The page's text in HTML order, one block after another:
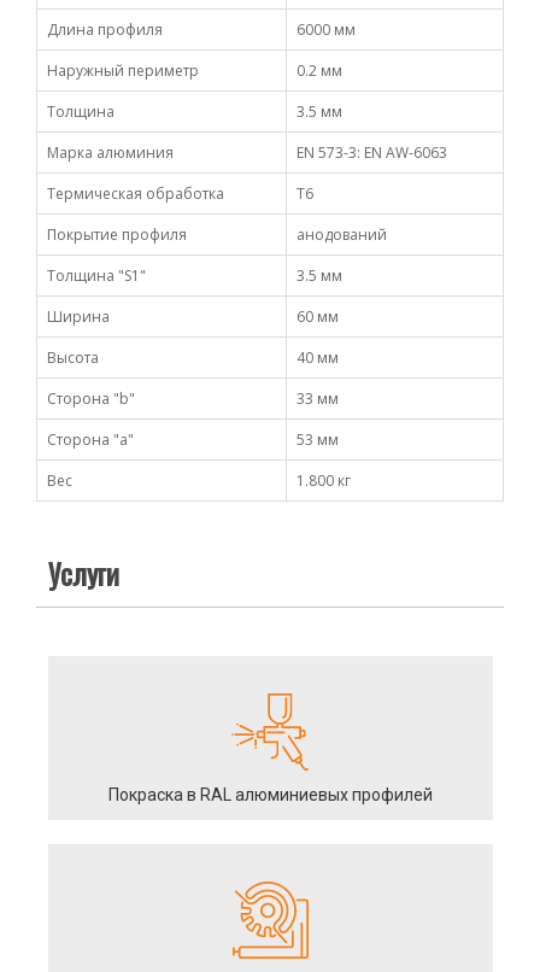
Длина профиля
6000 мм
Наружный периметр
0.2 мм
Толщина
3.5 мм
Марка алюминия
EN 573-3: EN AW-6063
Термическая обработка
Т6
Покрытие профиля
анодований
Толщина "S1"
3.5 мм
Ширина
60 мм
Высота
40 мм
Сторона "b"
33 мм
Сторона "а"
53 мм
Вес
1.800 кг
Услуги
Покраска в RAL алюминиевых профилей